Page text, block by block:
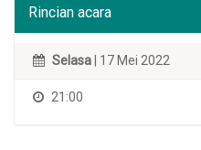
Rincian acara
Selasa | 17 Mei 2022
21:00